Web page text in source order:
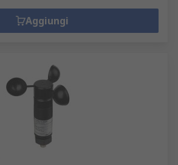
Aggiungi